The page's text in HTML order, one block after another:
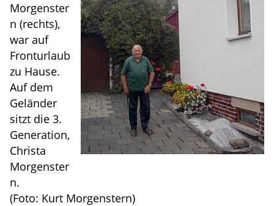
Morgenster
n (rechts),
war auf
Fronturlaub
zu Hause.
Auf dem
Geländer
sitzt die 3.
Generation,
Christa
Morgenster
n.
(Foto: Kurt Morgenstern)